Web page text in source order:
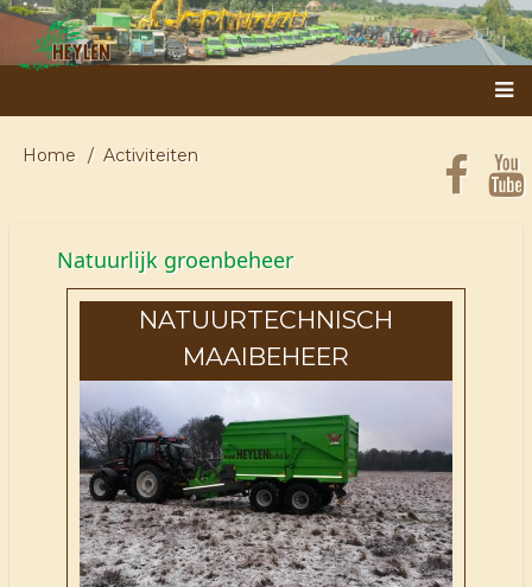
Overslaan
naar
gaan
NAVIGATION
KRUIMELPAD
Home Activiteiten
Natuurlijk groenbeheer
NATUURTECHNISCH
MAAIBEHEER